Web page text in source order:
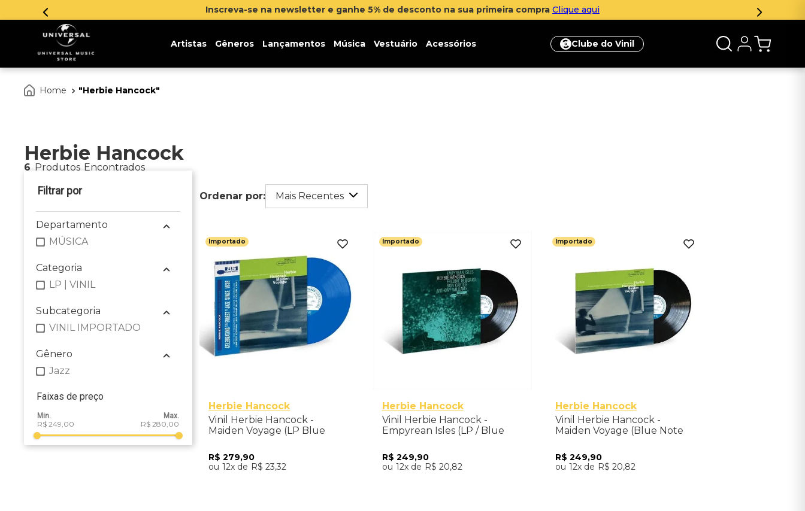
Inscreva-se na newsletter e ganhe 5% de desconto na sua primeira compra Clique aqui
Artistas Gêneros Lançamentos Música Vestuário Acessórios Clube do Vinil
Herbie Hancock
Herbie Hancock
6 Produtos
Departamento
MÚSICA
Categoria
LP | VINIL
Subcategoria
VINIL IMPORTADO
Gênero
Jazz
Faixas de preço
R$ 249,00 R$ 280,00
Mais Recentes
Importado
Herbie Hancock
Vinil Herbie Hancock -
Maiden Voyage (LP Blue
R$ 279,90
12
R$ 23,32
Importado
Herbie Hancock
Vinil Herbie Hancock -
Empyrean Isles (LP / Blue
Importado
R$ 249,90
12
R$ 20,82
Importado
Herbie Hancock
Vinil Herbie Hancock -
Maiden Voyage (Blue Note
R$ 249,90
12
R$ 20,82